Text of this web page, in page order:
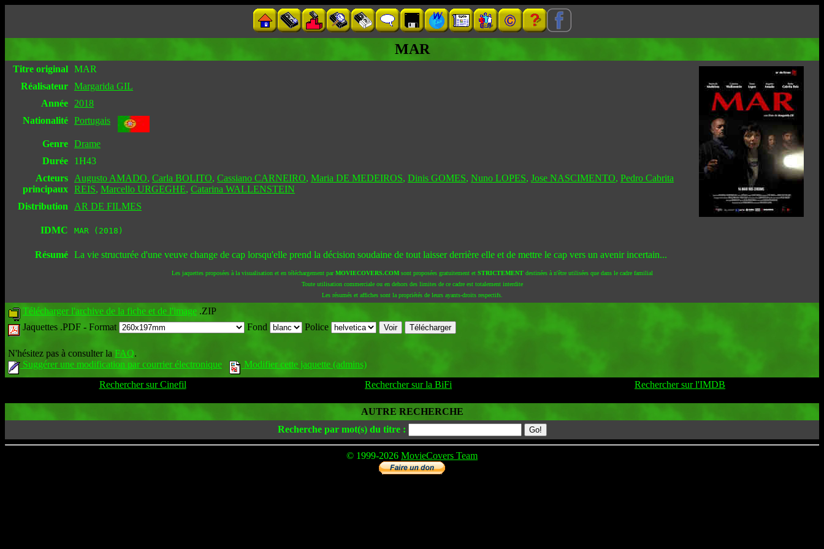
MAR
Titre original MAR
Réalisateur Margarida GIL
Année
2018
Nationalité Portugais
Genre Drame
Durée
1H43
Acteurs
principaux
Augusto AMADO, Carla BOLITO, Cassiano CARNEIRO, Maria DE MEDEIROS, Dinis GOMES, Nuno LOPES, Jose NASCIMENTO, Pedro Cabrita
REIS, Marcello URGEGHE, Catarina WALLENSTEIN
Distribution
AR DE FILMES
IDMC MAR (2018)
Résumé La vie structurée d'une veuve change de cap lorsqu'elle prend la décision soudaine de tout laisser derrière elle et de mettre le cap vers un avenir incertain...
Les jaquettes proposées à la visualisation et en téléchargement parMOVIECOVERS.COMsont proposées gratuitement et STRICTEMENTdestinées à n'être utilisées que dans le cadre familial
Toute utilisation commerciale ou en dehors des limites de ce cadre est totalement interdite
Les résumés et affiches sont la propriétés de leurs ayants-droits respectifs.
Télécharger l'archive de la fiche et de l'image .ZIP
Jaquettes .PDF - Format Fond Police
N'hésitez pas à consulter la FAQ.
Suggérer une modification par courrier électronique
Modifier cette jaquette (admins)
Rechercher sur Cinefil
Rechercher sur la BiFi Rechercher sur l'IMDB
AUTRE RECHERCHE
Recherche par mot(s) du titre :
© 1999-2026 MovieCovers Team